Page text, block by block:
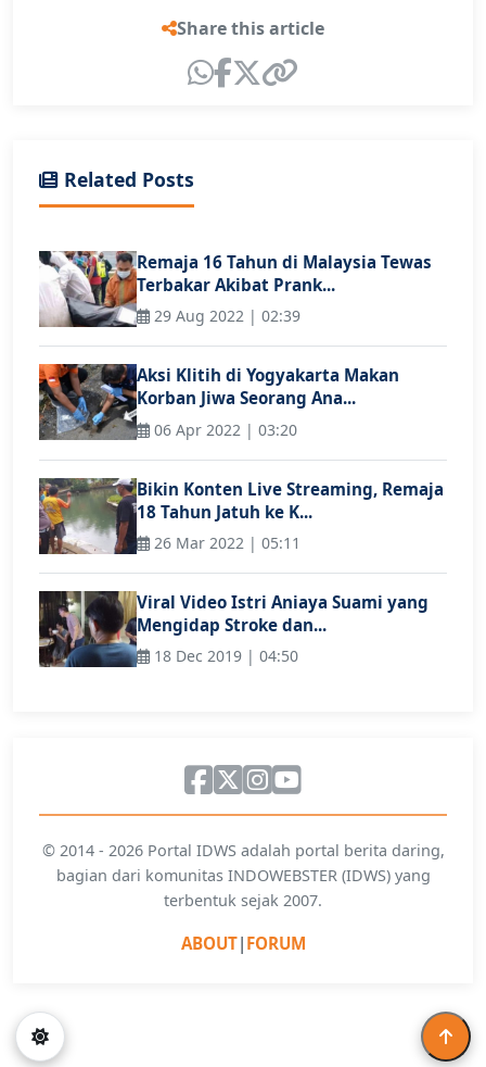
Share this article
Related Posts
Remaja 16 Tahun di Malaysia Tewas
Terbakar Akibat Prank...
29 Aug 2022 | 02:39
Aksi Klitih di Yogyakarta Makan
Korban Jiwa Seorang Ana...
06 Apr 2022 | 03:20
Bikin Konten Live Streaming, Remaja
18 Tahun Jatuh ke K...
26 Mar 2022 | 05:11
Viral Video Istri Aniaya Suami yang
Mengidap Stroke dan...
18 Dec 2019 | 04:50
© 2014 - 2026 Portal IDWS adalah portal berita daring,
bagian dari komunitas INDOWEBSTER (IDWS) yang
terbentuk sejak 2007.
ABOUT| FORUM